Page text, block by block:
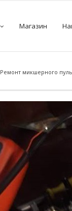
Магазин
Ремонт микшерного